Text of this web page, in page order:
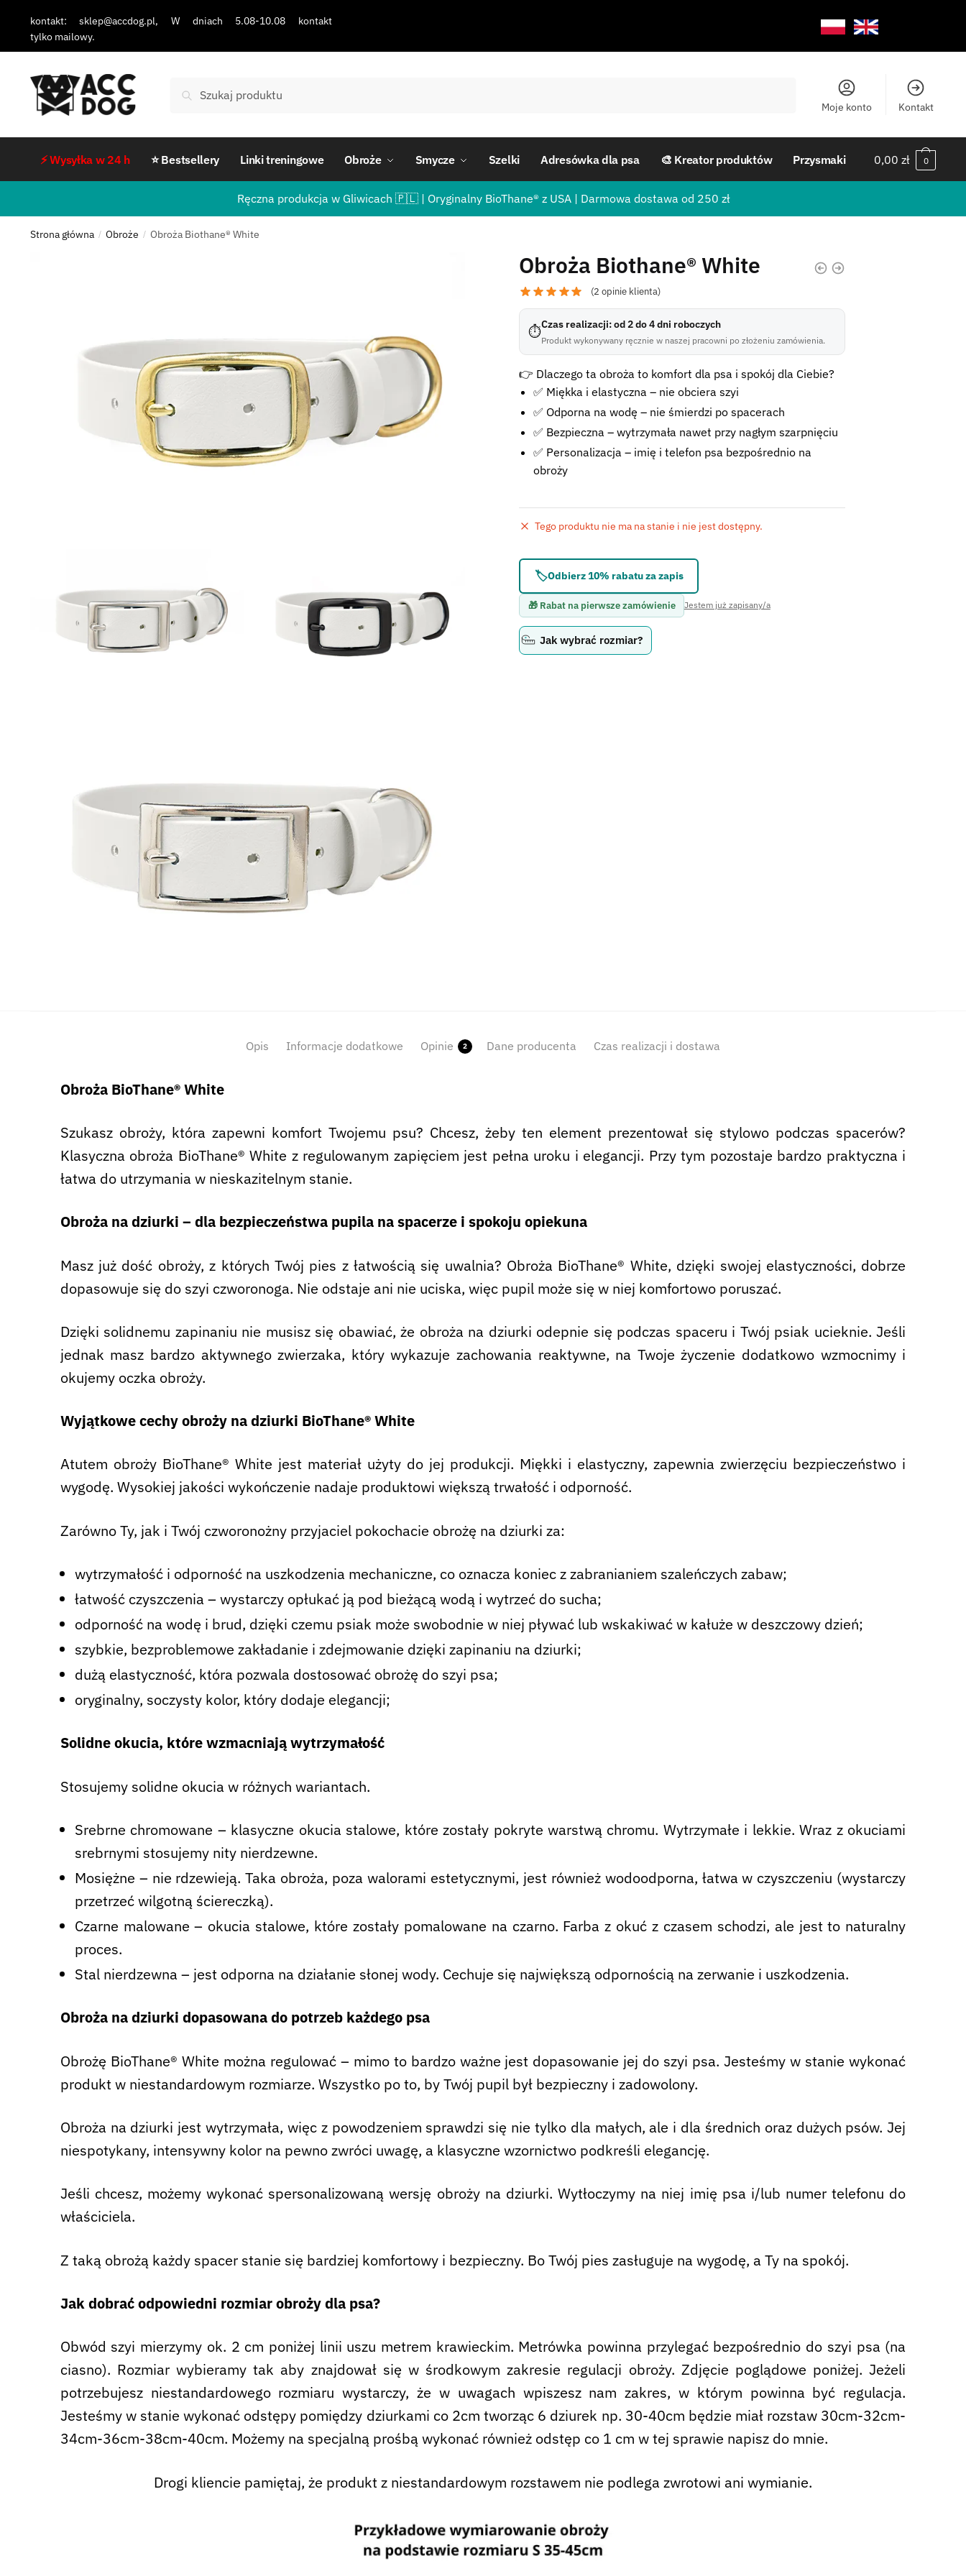
kontakt: sklep@accdog.pl, W dniach 5.08-10.08 kontakt
tylko mailowy.
Szukaj
Moje konto Kontakt
⚡ Wysyłka w 24 h ⭐ Bestsellery Linki treningowe Obroże Smycze Szelki Adresówka dla psa 🎨 Kreator produktów Przysmaki 0,00zł 0
Ręczna produkcja w Gliwicach 🇵🇱 | Oryginalny BioThane® z USA | Darmowa dostawa od 250 zł
Strona główna / Obroże / Obroża Biothane® White
Obroża Biothane® White
(2 opinie klienta)
⏱Czas realizacji: od 2 do 4 dni roboczych
Produkt wykonywany ręcznie w naszej pracowni po złożeniu zamówienia.
👉 Dlaczego ta obroża to komfort dla psa i spokój dla Ciebie?
✅ Miękka i elastyczna – nie obciera szyi
✅ Odporna na wodę – nie śmierdzi po spacerach
✅ Bezpieczna – wytrzymała nawet przy nagłym szarpnięciu
✅ Personalizacja – imię i telefon psa bezpośrednio na
obroży
Tego produktu nie ma na stanie i nie jest dostępny.
🏷️Odbierz 10% rabatu za zapis
🎁 Rabat na pierwsze zamówienie Jestem już zapisany/a
Jak wybrać rozmiar?
Opis Informacje dodatkowe Opinie 2 Dane producenta Czas realizacji i dostawa
Obroża BioThane® White
Szukasz obroży, która zapewni komfort Twojemu psu? Chcesz, żeby ten element prezentował się stylowo podczas spacerów?
Klasyczna obroża BioThane® White z regulowanym zapięciem jest pełna uroku i elegancji. Przy tym pozostaje bardzo praktyczna i
łatwa do utrzymania w nieskazitelnym stanie.
Obroża na dziurki – dla bezpieczeństwa pupila na spacerze i spokoju opiekuna
Masz już dość obroży, z których Twój pies z łatwością się uwalnia? Obroża BioThane® White, dzięki swojej elastyczności, dobrze
dopasowuje się do szyi czworonoga. Nie odstaje ani nie uciska, więc pupil może się w niej komfortowo poruszać.
Dzięki solidnemu zapinaniu nie musisz się obawiać, że obroża na dziurki odepnie się podczas spaceru i Twój psiak ucieknie. Jeśli
jednak masz bardzo aktywnego zwierzaka, który wykazuje zachowania reaktywne, na Twoje życzenie dodatkowo wzmocnimy i
okujemy oczka obroży.
Wyjątkowe cechy obroży na dziurki BioThane® White
Atutem obroży BioThane® White jest materiał użyty do jej produkcji. Miękki i elastyczny, zapewnia zwierzęciu bezpieczeństwo i
wygodę. Wysokiej jakości wykończenie nadaje produktowi większą trwałość i odporność.
Zarówno Ty, jak i Twój czworonożny przyjaciel pokochacie obrożę na dziurki za:
wytrzymałość i odporność na uszkodzenia mechaniczne, co oznacza koniec z zabranianiem szaleńczych zabaw;
łatwość czyszczenia – wystarczy opłukać ją pod bieżącą wodą i wytrzeć do sucha;
odporność na wodę i brud, dzięki czemu psiak może swobodnie w niej pływać lub wskakiwać w kałuże w deszczowy dzień;
szybkie, bezproblemowe zakładanie i zdejmowanie dzięki zapinaniu na dziurki;
dużą elastyczność, która pozwala dostosować obrożę do szyi psa;
oryginalny, soczysty kolor, który dodaje elegancji;
Solidne okucia, które wzmacniają wytrzymałość
Stosujemy solidne okucia w różnych wariantach.
Srebrne chromowane – klasyczne okucia stalowe, które zostały pokryte warstwą chromu. Wytrzymałe i lekkie. Wraz z okuciami
srebrnymi stosujemy nity nierdzewne.
Mosiężne – nie rdzewieją. Taka obroża, poza walorami estetycznymi, jest również wodoodporna, łatwa w czyszczeniu (wystarczy
przetrzeć wilgotną ściereczką).
Czarne malowane – okucia stalowe, które zostały pomalowane na czarno. Farba z okuć z czasem schodzi, ale jest to naturalny
proces.
Stal nierdzewna – jest odporna na działanie słonej wody. Cechuje się największą odpornością na zerwanie i uszkodzenia.
Obroża na dziurki dopasowana do potrzeb każdego psa
Obrożę BioThane® White można regulować – mimo to bardzo ważne jest dopasowanie jej do szyi psa. Jesteśmy w stanie wykonać
produkt w niestandardowym rozmiarze. Wszystko po to, by Twój pupil był bezpieczny i zadowolony.
Obroża na dziurki jest wytrzymała, więc z powodzeniem sprawdzi się nie tylko dla małych, ale i dla średnich oraz dużych psów. Jej
niespotykany, intensywny kolor na pewno zwróci uwagę, a klasyczne wzornictwo podkreśli elegancję.
Jeśli chcesz, możemy wykonać spersonalizowaną wersję obroży na dziurki. Wytłoczymy na niej imię psa i/lub numer telefonu do
właściciela.
Z taką obrożą każdy spacer stanie się bardziej komfortowy i bezpieczny. Bo Twój pies zasługuje na wygodę, a Ty na spokój.
Jak dobrać odpowiedni rozmiar obroży dla psa?
Obwód szyi mierzymy ok. 2 cm poniżej linii uszu metrem krawieckim. Metrówka powinna przylegać bezpośrednio do szyi psa (na
ciasno). Rozmiar wybieramy tak aby znajdował się w środkowym zakresie regulacji obroży. Zdjęcie poglądowe poniżej. Jeżeli
potrzebujesz niestandardowego rozmiaru wystarczy, że w uwagach wpiszesz nam zakres, w którym powinna być regulacja.
Jesteśmy w stanie wykonać odstępy pomiędzy dziurkami co 2cm tworząc 6 dziurek np. 30-40cm będzie miał rozstaw 30cm-32cm-
34cm-36cm-38cm-40cm. Możemy na specjalną prośbą wykonać również odstęp co 1 cm w tej sprawie napisz do mnie.
Drogi kliencie pamiętaj, że produkt z niestandardowym rozstawem nie podlega zwrotowi ani wymianie.